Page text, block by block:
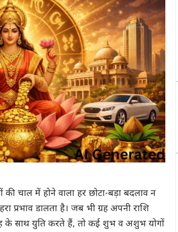
की चाल में होने वाला हर छोटा-बड़ा बदलाव न
प्रभाव डालता है। जब भी ग्रह अपनी राशि
के साथ युति करते हैं, तो कई शुभ व अशुभ योगों